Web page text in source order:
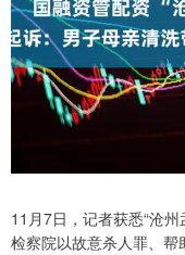
11月7日，记者获悉“沧州
检察院以故意杀人罪、